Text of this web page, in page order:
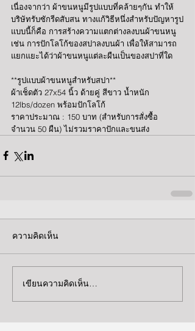
เนื่องจากว่า ผ้าขนหนูมีรูปแบบที่คล้ายๆกัน ทำให้
บริษัทรับซักรีดสับสน ทางแก้วิธีหนึ่งสำหรับปัญหารูป
แบบนี้ก็คือ การสร้างความแตกต่างลงบนผ้าขนหนู
เช่น การปักโลโก้ของสปาลงบนผ้า เพื่อให้สามารถ
แยกแยะได้ว่าผ้าขนหนูแต่ละผืนเป็นของสปาที่ใด
**รูปแบบผ้าขนหนูสำหรับสปา**
ผ้าเช็ดตัว 27x54 นิ้ว ด้ายคู่ สีขาว น้ำหนัก
12lbs/dozen พร้อมปักโลโก้
ราคาประมาณ : 150 บาท (สำหรับการสั่งซื้อ
จำนวน 50 ผืน) ไม่รวมราคาปักและขนส่ง
ความคิดเห็น
เขียนความคิดเห็น…